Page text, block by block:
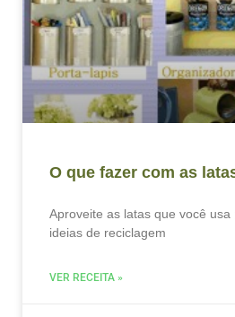
O que fazer com as
Aproveite as latas que você usa
ideias de reciclagem
VER RECEITA »